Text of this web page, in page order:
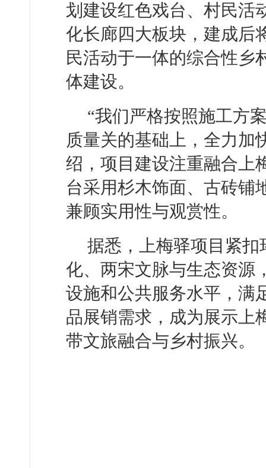
划建设红色戏台、村民活
化长廊四大板块，建成后
民活动于一体的综合性乡
体建设。
“我们严格按照施工方
质量关的基础上，全力加
绍，项目建设注重融合上
台采用杉木饰面、古砖铺
兼顾实用性与观赏性。
据悉，上梅驿项目紧
化、两宋文脉与生态资源
设施和公共服务水平，满
品展销需求，成为展示上
带文旅融合与乡村振兴。